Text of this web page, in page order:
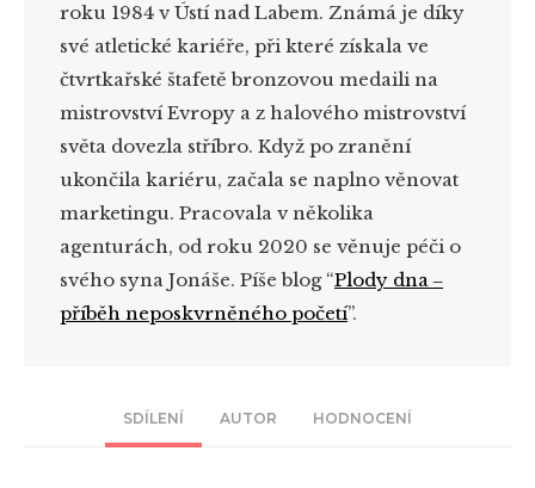
SDÍLENÍ AUTOR HODNOCENÍ
roku 1984 v Ústí nad Labem. Známá je díky
své atletické kariéře, při které získala ve
čtvrtkařské štafetě bronzovou medaili na
mistrovství Evropy a z halového mistrovství
světa dovezla stříbro. Když po zranění
ukončila kariéru, začala se naplno věnovat
marketingu. Pracovala v několika
agenturách, od roku 2020 se věnuje péči o
svého syna Jonáše. Píše blog “Plody dna ‒
příběh neposkvrněného početí”.